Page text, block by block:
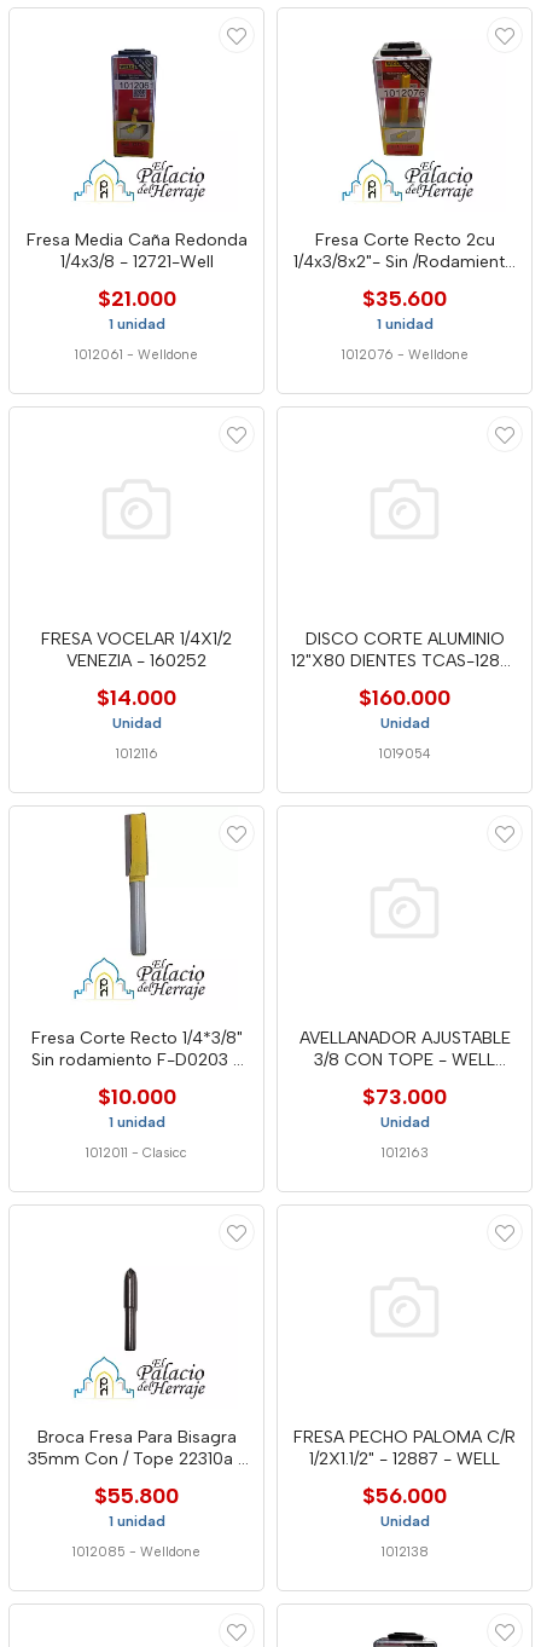
Fresa Media Caña Redonda
1/4x3/8 - 12721-Well
$21.000
1 unidad
1012061 - Welldone
Fresa Corte Recto 2cu
1/4x3/8x2"- Sin /Rodamiento
$35.600
1 unidad
1012076 - Welldone
FRESA VOCELAR 1/4X1/2
VENEZIA - 160252
$14.000
Unidad
1012116
DISCO CORTE ALUMINIO
12"X80 DIENTES TCAS-1280-
$160.000
Unidad
1019054
Fresa Corte Recto 1/4*3/8"
Sin rodamiento F-D0203 -
$10.000
1 unidad
1012011 - Clasicc
AVELLANADOR AJUSTABLE
3/8 CON TOPE - WELL
$73.000
Unidad
1012163
Broca Fresa Para Bisagra
35mm Con / Tope 22310a -
$55.800
1 unidad
1012085 - Welldone
FRESA PECHO PALOMA C/R
1/2X1.1/2" - 12887 - WELL
$56.000
Unidad
1012138